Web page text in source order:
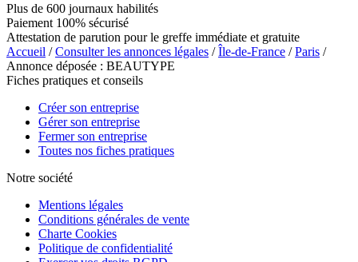
Plus de 600 journaux habilités
Paiement 100% sécurisé
Attestation de parution pour le greffe immédiate et gratuite
Accueil /Consulter les annonces légales /Île-de-France /Paris /
Annonce déposée : BEAUTYPE
Fiches pratiques et conseils
Créer son entreprise
Gérer son entreprise
Fermer son entreprise
Toutes nos fiches pratiques
Notre société
Mentions légales
Conditions générales de vente
Charte Cookies
Politique de confidentialité